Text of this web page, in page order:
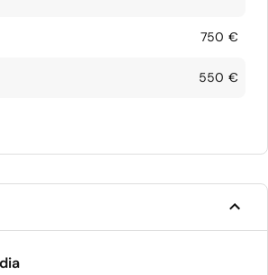
750 €
550 €
du réseau de la